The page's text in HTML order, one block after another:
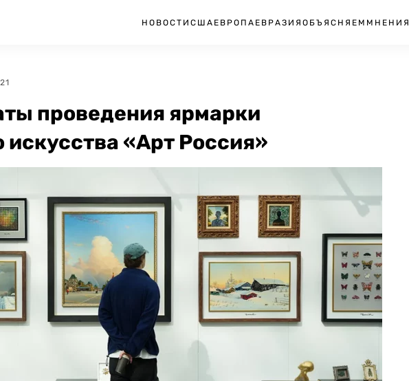
НОВОСТИ США ЕВРОПА ЕВРАЗИЯ ОБЪЯСНЯЕМ МНЕНИЯ
проведения ярмарки
искусства «Арт Россия»